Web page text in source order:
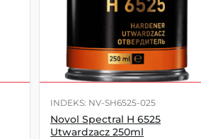
INDEKS: NV-SH6525-025
Novol Spectral H 6525
Utwardzacz 250ml